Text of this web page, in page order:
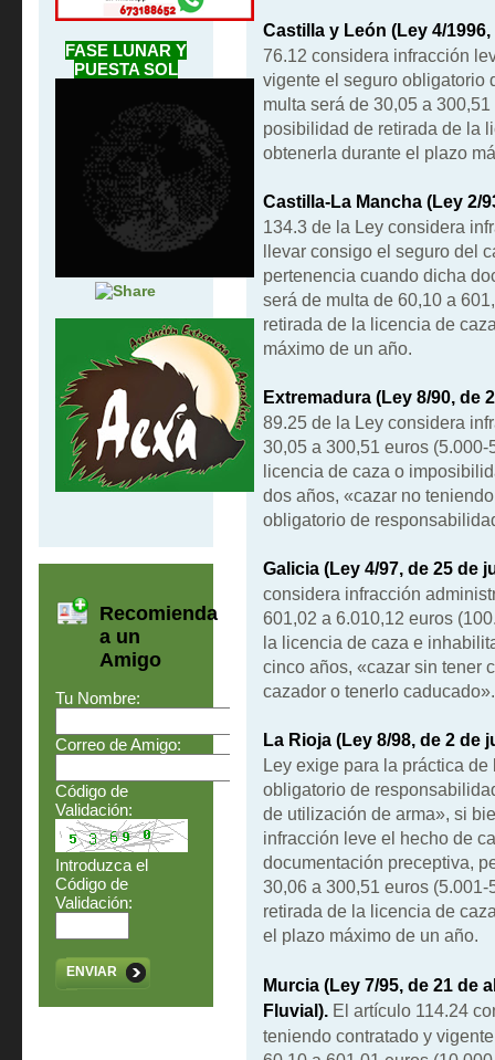
FASE LUNAR Y
PUESTA SOL
Recomienda
a un
Amigo
Tu Nombre:
Correo de Amigo:
Código de
Validación:
Introduzca el
Código de
Validación:
ENVIAR
Castilla y León (Ley 4/
76.12 considera infracción
vigente el seguro obligatorio
multa será de 30,05 a
posibilidad de retirada de la
obtenerla durante el plazo
Castilla-La Mancha (Ley 2/
134.3 de la Ley considera
llevar consigo el seguro del
pertenencia cuando dicha
será de multa de 60,10 a
retirada de la licencia de
máximo de un año.
Extremadura (Ley 8/90, de
89.25 de la Ley considera
30,05 a 300,51 euros
licencia de caza o
dos años, «cazar no
obligatorio de
Galicia (Ley 4/97, de 25 de
considera infracción
601,02 a 6.010,12 euros
la licencia de caza e
cinco años, «cazar sin tener
cazador o tenerlo caducado».
La Rioja (Ley 8/98, de 2 de
Ley exige para la práctica
obligatorio de
de utilización de arma», si
infracción leve el hecho de
documentación preceptiva,
30,06 a 300,51 euros
retirada de la licencia de
el plazo máximo de un año.
Murcia (Ley 7/95, de 21 de
Fluvial).El artículo 114.24
teniendo contratado y